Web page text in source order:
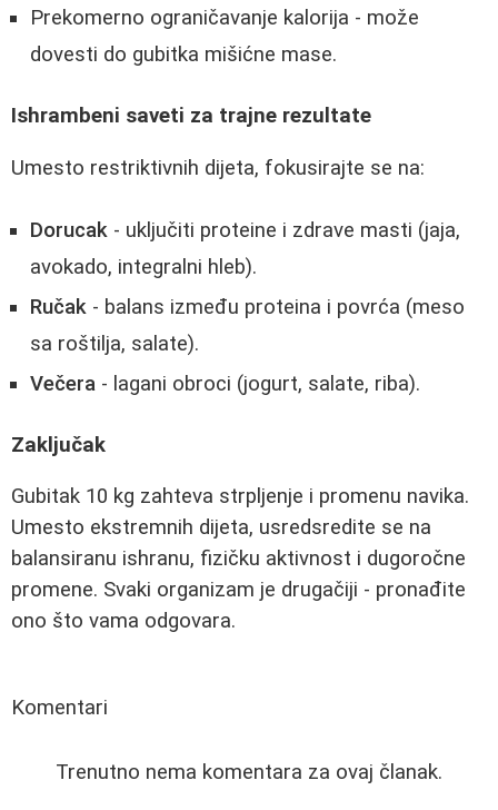
Prekomerno ograničavanje kalorija - može
dovesti do gubitka mišićne mase.
Ishrambeni saveti za trajne rezultate
Umesto restriktivnih dijeta, fokusirajte se na:
Dorucak - uključiti proteine i zdrave masti (jaja,
avokado, integralni hleb).
Ručak - balans između proteina i povrća (meso
sa roštilja, salate).
Večera - lagani obroci (jogurt, salate, riba).
Zaključak
Gubitak 10 kg zahteva strpljenje i promenu navika.
Umesto ekstremnih dijeta, usredsredite se na
balansiranu ishranu, fizičku aktivnost i dugoročne
promene. Svaki organizam je drugačiji - pronađite
ono što vama odgovara.
Komentari
Trenutno nema komentara za ovaj članak.